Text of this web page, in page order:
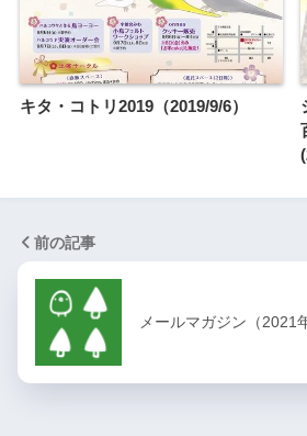
キタ・コトリ2019（2019/9/6）
前の記事
メールマガジン（2021